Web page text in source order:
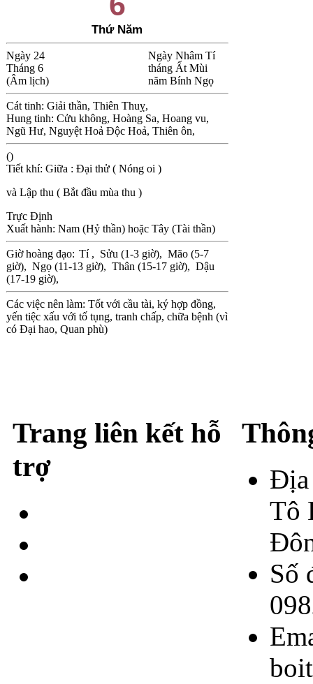
Thứ Năm
Ngày 24
Tháng 6
(Âm lịch)
Ngày Nhâm Tí
tháng Ất Mùi
năm Bính Ngọ
Cát tinh: Giải thần, Thiên Thuỵ,
Hung tinh: Cửu không, Hoàng Sa, Hoang vu,
Ngũ Hư, Nguyệt Hoả Độc Hoả, Thiên ôn,
()
Tiết khí: Giữa : Đại thử ( Nóng oi )
và Lập thu ( Bắt đầu mùa thu )
Trực Định
Xuất hành: Nam (Hỷ thần) hoặc Tây (Tài thần)
Giờ hoàng đạo: Tí , Sửu (1-3 giờ), Mão (5-7
giờ), Ngọ (11-13 giờ), Thân (15-17 giờ), Dậu
(17-19 giờ),
Các việc nên làm: Tốt với cầu tài, ký hợp đồng,
yến tiệc xấu với tố tụng, tranh chấp, chữa bệnh (vì
có Đại hao, Quan phù)
Trang liên kết hỗ
trợ
Địa
Tô
Số